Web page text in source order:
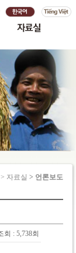
자료실 > 언론보도
회 : 5,738회